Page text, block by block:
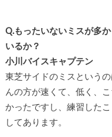
Q.もったいないミスが多
いるか？
小川バイスキャプテン
東芝サイドのミスという
んの方が速くて、低く、
かったですし、練習した
してあります。